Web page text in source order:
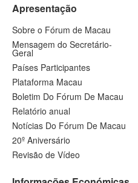
Apresentação
Sobre o Fórum de Macau
Mensagem do Secretário-
Geral
Países Participantes
Plataforma Macau
Boletim Do Fórum De Macau
Relatório anual
Notícias Do Fórum De Macau
20º Aniversário
Revisão de Vídeo